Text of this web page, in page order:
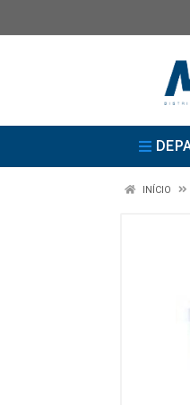
INÍCIO